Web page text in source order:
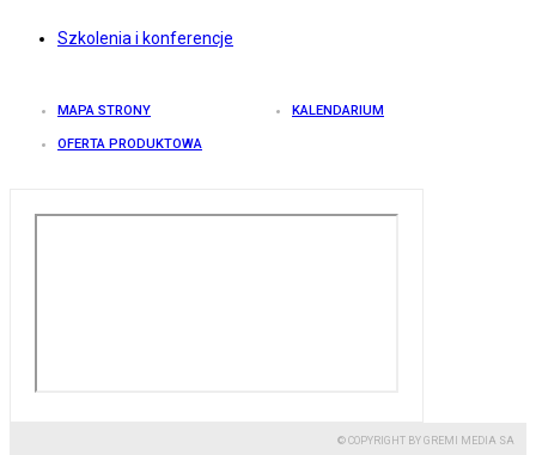
Szkolenia i konferencje
MAPA STRONY KALENDARIUM
OFERTA PRODUKTOWA
© COPYRIGHT BY GREMI MEDIA SA